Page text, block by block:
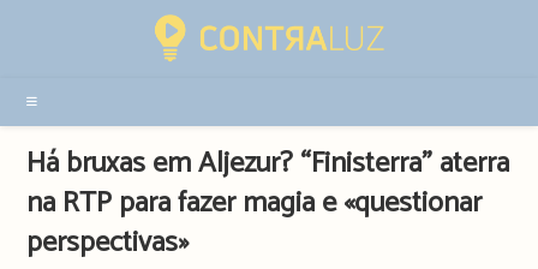
sidebar
Há bruxas em Aljezur? “Finisterra” aterra
na RTP para fazer magia e «questionar
perspectivas»